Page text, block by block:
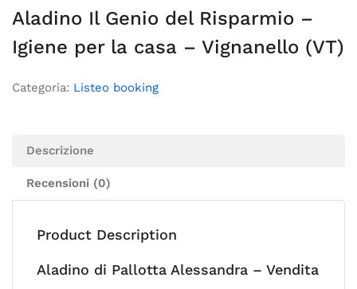
Aladino Il Genio del Risparmio –
Igiene per la casa – Vignanello (VT)
Categoria: Listeo booking
Descrizione
Recensioni (0)
Product Description
Aladino di Pallotta Alessandra – Vendita